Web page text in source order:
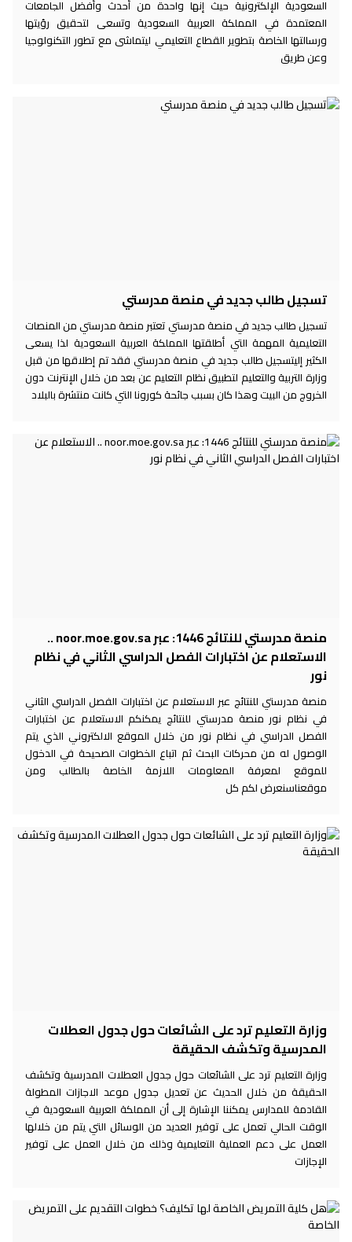
السعودية الإلكترونية حيث إنها واحدة من أحدث وأفضل الجامعات
المعتمدة في المملكة العربية السعودية وتسعى لتحقيق رؤيتها
ورسالتها الخاصة بتطوير القطاع التعليمي ليتماشى مع تطور التكنولوجيا
وعن طريق
تسجيل طالب جديد في منصة مدرستي
تسجيل طالب جديد في منصة مدرستي تعتبر منصة مدرستي من المنصات
التعليمية المهمة التي أطلقتها المملكة العربية السعودية لذا يسعى
الكثير إليتسجيل طالب جديد في منصة مدرستي فقد تم إطلاقها من قبل
وزارة التربية والتعليم لتطبيق نظام التعليم عن بعد من خلال الإنترنت دون
الخروج من البيت وهذا كان بسبب جائحة كورونا التي كانت منتشرة بالبلاد
منصة مدرستي للنتائج 1446: عبر noor.moe.gov.sa ..
الاستعلام عن اختبارات الفصل الدراسي الثاني في نظام
نور
منصة مدرستي للنتائج عبر الاستعلام عن اختبارات الفصل الدراسي الثاني
في نظام نور منصة مدرستي للنتائج يمكنكم الاستعلام عن اختبارات
الفصل الدراسي في نظام نور من خلال الموقع الالكتروني الذي يتم
الوصول له من محركات البحث ثم اتباع الخطوات الصحيحة في الدخول
للموقع لمعرفة المعلومات اللازمة الخاصة بالطالب ومن
موقعناسنعرض لكم كل
وزارة التعليم ترد على الشائعات حول جدول العطلات
المدرسية وتكشف الحقيقة
وزارة التعليم ترد على الشائعات حول جدول العطلات المدرسية وتكشف
الحقيقة من خلال الحديث عن تعديل جدول موعد الاجازات المطولة
القادمة للمدارس يمكننا الإشارة إلى أن المملكة العربية السعودية في
الوقت الحالي تعمل على توفير العديد من الوسائل التي يتم من خلالها
العمل على دعم العملية التعليمية وذلك من خلال العمل على توفير
الإجازات